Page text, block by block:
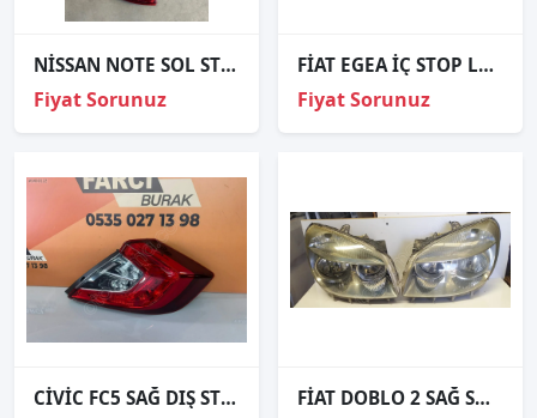
NİSSAN NOTE SOL STOP LAMBASI 2006-2010
Fiyat Sorunuz
FİAT EGEA İÇ STOP LAMBASI SAĞ SOL 51984457
Fiyat Sorunuz
CİVİC FC5 SAĞ DIŞ STOP ORJİNAL FİAT DOBLO 2 SAĞ SOL ÖN FAR